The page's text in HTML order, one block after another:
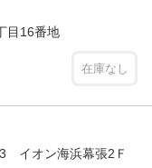
目16番地
在庫なし
イオン海浜幕張2Ｆ